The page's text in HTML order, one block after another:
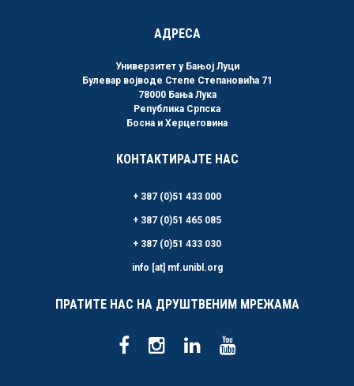
АДРЕСА
Универзитет у Бањој Луци
Булевар војводе Степе Степановића 71
78000 Бања Лука
Република Српска
Босна и Херцеговина
КОНТАКТИРАЈТЕ НАС
+ 387 (0)51 433 000
+ 387 (0)51 465 085
+ 387 (0)51 433 030
info [at] mf.unibl.org
ПРАТИТЕ НАС НА ДРУШТВЕНИМ МРЕЖАМА